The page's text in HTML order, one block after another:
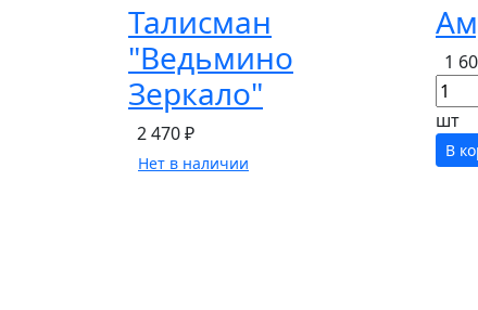
Талисман
"Ведьмино
Зеркало"
2 470 ₽
Нет в наличии
1
шт
В